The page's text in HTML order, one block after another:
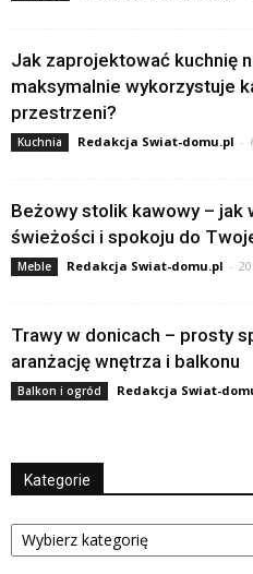
Jak zaprojektować kuchnię
maksymalnie wykorzystuje
przestrzeni?
Kuchnia Redakcja Swiat-domu.pl -
Beżowy stolik kawowy –
świeżości i spokoju do
Meble Redakcja Swiat-domu.pl -
Trawy w donicach – prosty
aranżację wnętrza i balkonu
Balkon i ogród Redakcja Swiat-
Kategorie
Kategorie